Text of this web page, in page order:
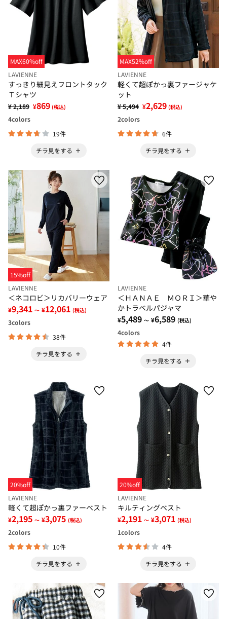
MAX60%off
LAVIENNE
すっきり細見えフロントタック
Ｔシャツ
¥ 2,189 ¥869 (税込)
4colors
19件
チラ見をする
MAX52%off
LAVIENNE
軽くて超ぽかっ裏ファージャケ
ット
¥ 5,494 ¥2,629 (税込)
2colors
6件
チラ見をする
15%off
LAVIENNE
＜ネコロビ＞リカバリーウェア
¥9,341 ～ ¥12,061 (税込)
3colors
38件
チラ見をする
LAVIENNE
＜ＨＡＮＡＥ ＭＯＲＩ＞華や
かトラベルパジャマ
¥5,489 ～ ¥6,589 (税込)
4colors
4件
チラ見をする
20%off
LAVIENNE
軽くて超ぽかっ裏ファーベスト
¥2,195 ～ ¥3,075 (税込)
2colors
10件
チラ見をする
20%off
LAVIENNE
キルティングベスト
¥2,191 ～ ¥3,071 (税込)
1colors
4件
チラ見をする